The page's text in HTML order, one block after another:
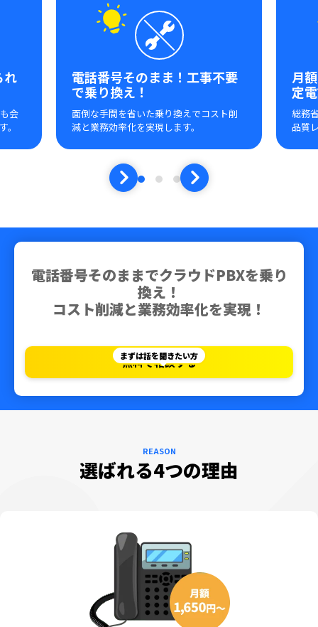
れ
会
電話番号そのまま！工事不要
で乗り換え！
面倒な手間を省いた乗り換えでコスト削
減と業務効率化を実現します。
月
定
総務
品質
電話番号そのままでクラウドPBXを乗り
換え！
コスト削減と業務効率化を実現！
まずは話を聞きたい方
無料で相談する
REASON
選ばれる4つの理由